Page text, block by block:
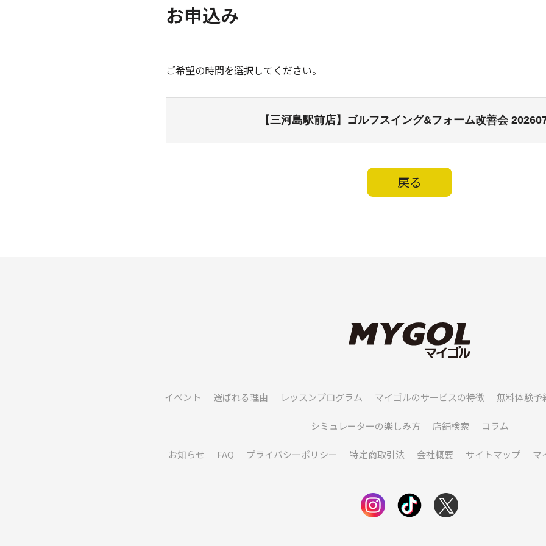
お申込み
ご希望の時間を選択してください。
【三河島駅前店】ゴルフスイング&フォーム改善会
戻る
イベント 選ばれる理由 レッスンプログラム マイゴルのサービスの特徴 無料体験予
シミュレーターの楽しみ方 店舗検索 コラム
お知らせ FAQ プライバシーポリシー 特定商取引法 会社概要 サイトマップ マ